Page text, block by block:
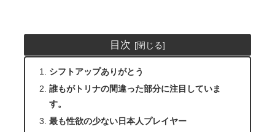
目次
シフトアップありがとう
誰もがトリナの間違った部分に注目していま
す。
最も性欲の少ない日本人プレイヤー